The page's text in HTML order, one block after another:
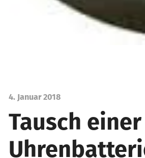
4. Januar 2018
Tausch